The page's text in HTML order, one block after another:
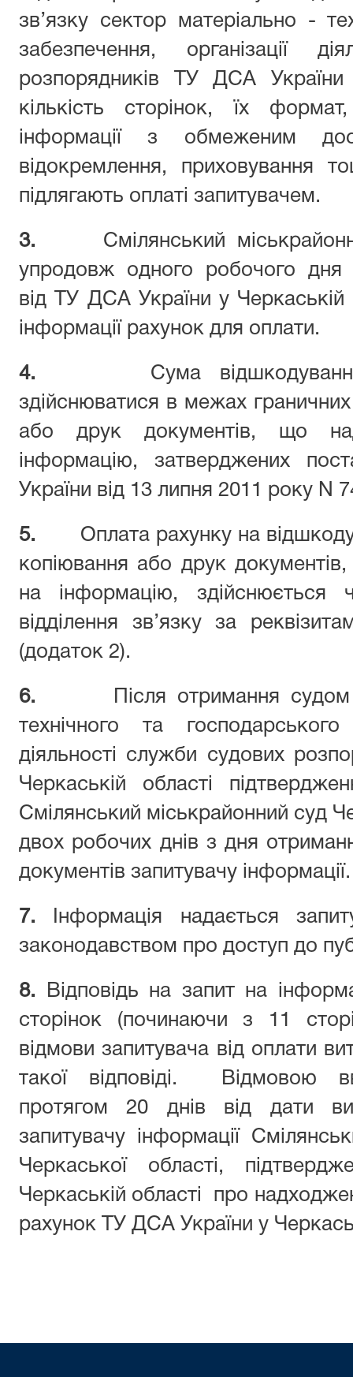
зв’язку
сектор матеріально -
забезпечення, організації
розпорядників
ТУ ДСА України
кількість сторінок, їх
інформації з обмеженим
відокремлення, приховування
підлягають оплаті запитувачем.
3. Смілянський міськр
упродовж одного робочого дня
від
ТУ ДСА України у Черкаській
інформації рахунок для оплати.
4. Сума
здійснюватися в межах
або друк документів, що
інформацію, затверджених
України від 13 липня 2011 року N
5. Оплата рахунку на
копіювання або друк
на інформацію,
здійснюється
відділення зв’язку за
(додаток 2).
6.
Після отримання
технічного та господарського
діяльності служби судових
Черкаській області
Смілянський міськрайонний суд
двох робочих днів з дня
документів запитувачу інформації.
7.
Інформація надається
законодавством про доступ до
8.
Відповідь на запит на
сторінок (починаючи з 11
відмови запитувача від оплати
такої відповіді.
Відмовою
протягом 20 днів від дати
запитувачу інформації
Черкаської області,
Черкаській області
про
рахунок ТУ ДСА України у